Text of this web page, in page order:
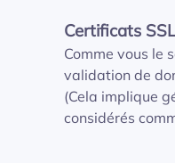
Certificats
Comme vous le
validation de
(Cela implique
considérés